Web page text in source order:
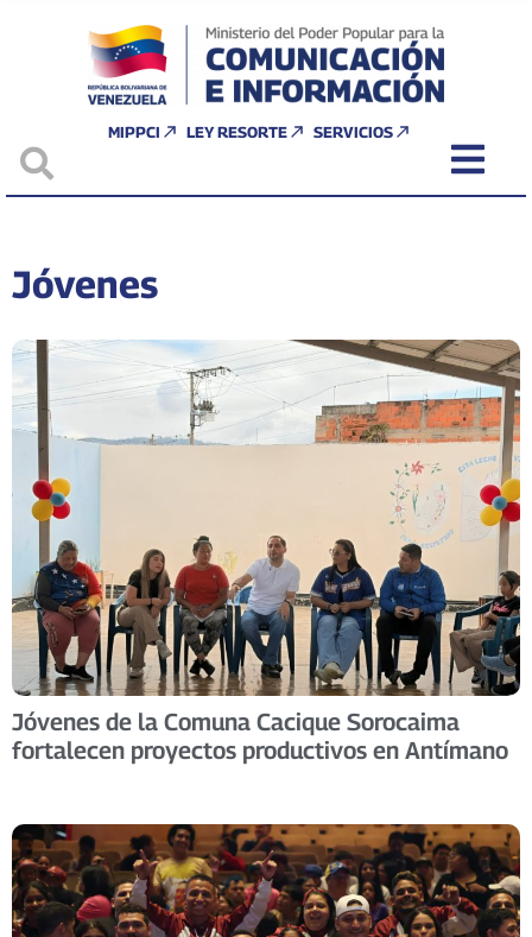
MIPPCI LEY RESORTE SERVICIOS
Jóvenes
Jóvenes de la Comuna Cacique Sorocaima
fortalecen proyectos productivos en Antímano